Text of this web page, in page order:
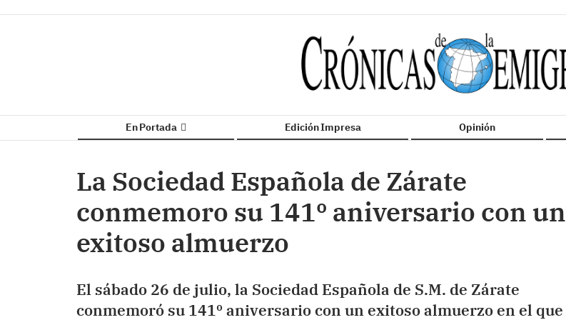
En Portada Edición Impresa Opinión
La Sociedad Española de Zárate
conmemoro su 141º aniversario con un
exitoso almuerzo
El sábado 26 de julio, la Sociedad Española de S.M. de Zárate
conmemoró su 141º aniversario con un exitoso almuerzo en el que